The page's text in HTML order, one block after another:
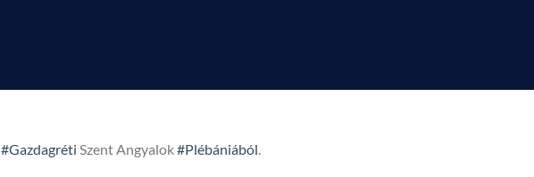
#Gazdagréti Szent Angyalok#Plébániából.